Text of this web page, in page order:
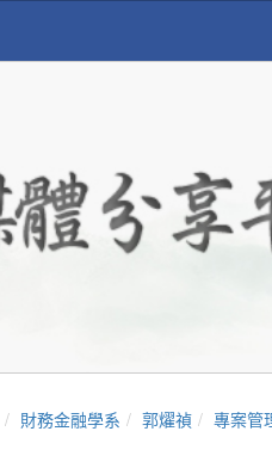
財務金融學系 郭燿禎 專案管